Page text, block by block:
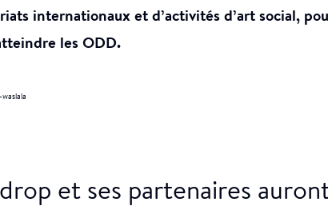
internationaux et d’activités d’art social,
les ODD.
et ses partenaires